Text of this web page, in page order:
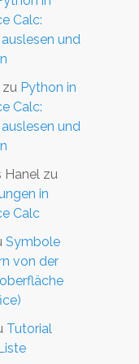
Calc:
und
zu Python in
Calc:
und
Hanel zu
in
Calc
Symbole
von der
Tutorial